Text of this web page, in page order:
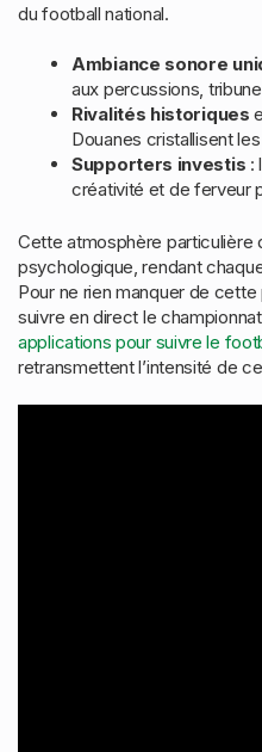
du football national.
Ambiance sonore
aux percussions,
Rivalités historiques
Douanes cristallisent
Supporters investis :
créativité et de ferveur
Cette atmosphère particulière
psychologique, rendant
Pour ne rien manquer de
suivre en direct le
applications pour suivre le
retransmettent l’intensité de